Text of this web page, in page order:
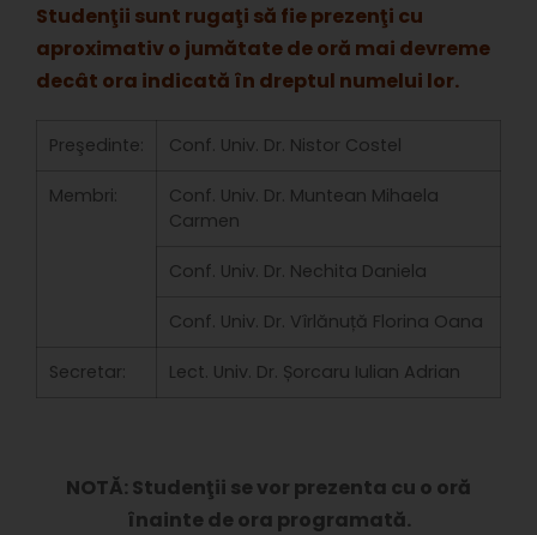
Studenţii sunt rugaţi să fie prezenţi cu
aproximativ o jumătate de oră mai devreme
decât ora indicată în dreptul numelui lor.
Preşedinte: Conf. Univ. Dr. Nistor Costel
Membri:
Conf. Univ. Dr. Muntean Mihaela
Carmen
Conf. Univ. Dr. Nechita Daniela
Conf. Univ. Dr. Vîrlănuță Florina Oana
Secretar: Lect. Univ. Dr. Șorcaru Iulian Adrian
NOTĂ: Studenţii se vor prezenta cu o oră
înainte de ora programată.